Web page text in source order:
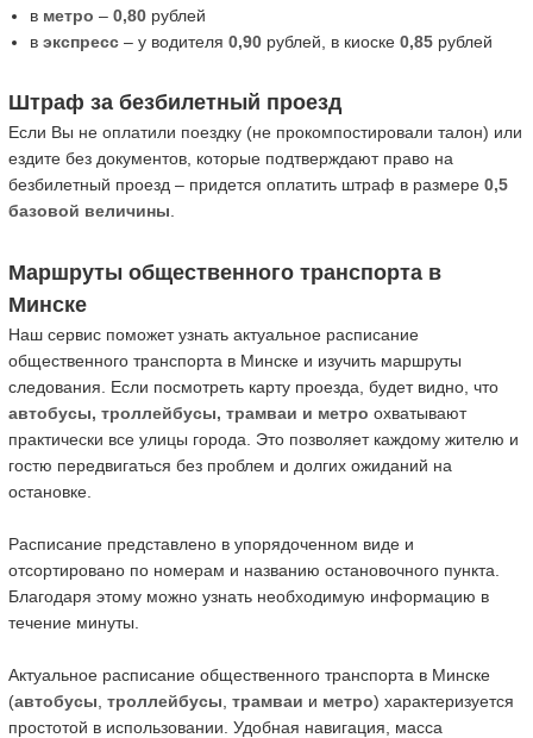
в метро – 0,80рублей
в экспресс– у водителя 0,90 рублей, в киоске 0,85 рублей
Штраф за безбилетный проезд
Если Вы не оплатили поездку (не прокомпостировали талон) или
ездите без документов, которые подтверждают право на
безбилетный проезд – придется оплатить штраф в размере 0,5
базовой величины.
Маршруты общественного транспорта в
Минске
Наш сервис поможет узнать актуальное расписание
общественного транспорта в Минске и изучить маршруты
следования. Если посмотреть карту проезда, будет видно, что
автобусы, троллейбусы, трамваи и метро охватывают
практически все улицы города. Это позволяет каждому жителю и
гостю передвигаться без проблем и долгих ожиданий на
остановке.
Расписание представлено в упорядоченном виде и
отсортировано по номерам и названию остановочного пункта.
Благодаря этому можно узнать необходимую информацию в
течение минуты.
Актуальное расписание общественного транспорта в Минске
(автобусы троллейбусы трамваи и метро) характеризуется
простотой в использовании. Удобная навигация, масса